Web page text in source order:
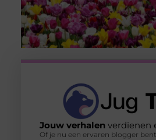
Jouw verhalenverdienen
Of je nu een ervaren blogger